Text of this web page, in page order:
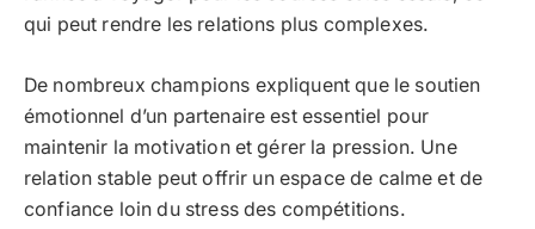
qui peut rendre les relations plus complexes.
De nombreux champions expliquent que le soutien
émotionnel d’un partenaire est essentiel pour
maintenir la motivation et gérer la pression. Une
relation stable peut offrir un espace de calme et de
confiance loin du stress des compétitions.